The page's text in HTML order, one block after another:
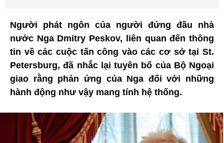
Người phát ngôn của người đứng đầu nhà
nước Nga Dmitry Peskov, liên quan đến thông
tin về các cuộc tấn công vào các cơ sở tại St.
Petersburg, đã nhắc lại tuyên bố của Bộ Ngoại
giao rằng phản ứng của Nga đối với những
hành động như vậy mang tính hệ thống.